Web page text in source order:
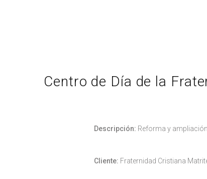
Centro de Día de la
Descripción: Reforma y
Cliente: Fraternidad Cristiana